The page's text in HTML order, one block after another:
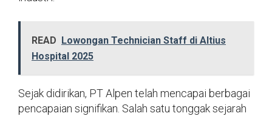
READ
Lowongan Technician Staff di Altius
Hospital 2025
Sejak didirikan, PT Alpen telah mencapai berbagai
pencapaian signifikan. Salah satu tonggak sejarah